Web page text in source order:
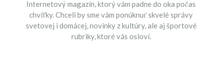
Internetový magazín, ktorý vám padne do oka počas
chvíľky. Chceli by sme vám ponúknuť skvelé správy
svetovej i domácej, novinky z kultúry, ale aj športové
rubriky, ktoré vás osloví.